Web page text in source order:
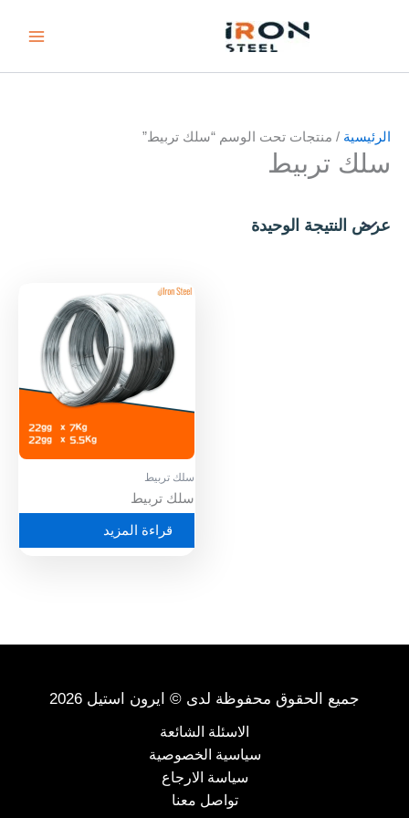
الرئيسية / منتجات تحت الوسم “سلك تربيط”
سلك تربيط
عرض النتيجة الوحيدة
سلك تربيط
سلك تربيط
قراءة المزيد
جميع الحقوق محفوظة لدى © ايرون استيل 2026
الاسئلة الشائعة
سياسية الخصوصية
سياسة الارجاع
تواصل معنا